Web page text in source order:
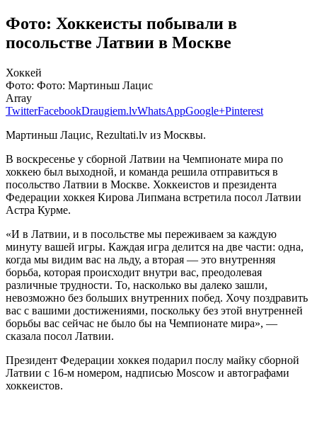
Фото: Хоккеисты побывали в
посольстве Латвии в Москве
Хоккей
Фото: Фото: Мартиньш Лацис
Array
TwitterFacebookDraugiem.lvWhatsAppGoogle+Pinterest
Мартиньш Лацис, Rezultati.lv из Москвы.
В воскресенье у сборной Латвии на Чемпионате мира по
хоккею был выходной, и команда решила отправиться в
посольство Латвии в Москве. Хоккеистов и президента
Федерации хоккея Кирова Липмана встретила посол Латвии
Астра Курме.
«И в Латвии, и в посольстве мы переживаем за каждую
минуту вашей игры. Каждая игра делится на две части: одна,
когда мы видим вас на льду, а вторая — это внутренняя
борьба, которая происходит внутри вас, преодолевая
различные трудности. То, насколько вы далеко зашли,
невозможно без больших внутренних побед. Хочу поздравить
вас с вашими достижениями, поскольку без этой внутренней
борьбы вас сейчас не было бы на Чемпионате мира», —
сказала посол Латвии.
Президент Федерации хоккея подарил послу майку сборной
Латвии с 16-м номером, надписью Moscow и автографами
хоккеистов.